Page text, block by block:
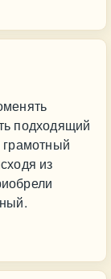
подходящий
из